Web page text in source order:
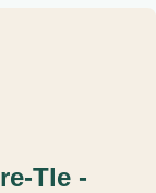
Tle -